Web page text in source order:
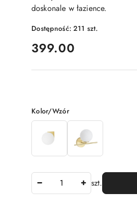
doskonale w łazience.
Dostępność:211 szt.
cena:
399.00
Wariant
Kolor/Wzór
szt.